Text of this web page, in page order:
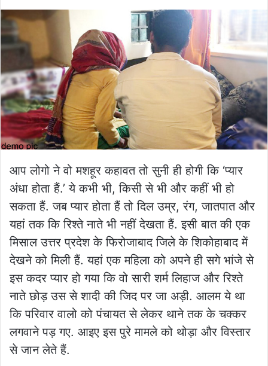
आप लोगो ने वो मशहूर कहावत तो सुनी ही होगी कि ‘प्यार
अंधा होता हैं.’ ये कभी भी, किसी से भी और कहीं भी हो
सकता हैं. जब प्यार होता हैं तो दिल उम्र, रंग, जातपात और
यहां तक कि रिश्ते नाते भी नहीं देखता हैं. इसी बात की एक
मिसाल उत्तर प्रदेश के फिरोजाबाद जिले के शिकोहाबाद में
देखने को मिली हैं. यहां एक महिला को अपने ही सगे भांजे से
इस कदर प्यार हो गया कि वो सारी शर्म लिहाज और रिश्ते
नाते छोड़ उस से शादी की जिद पर जा अड़ी. आलम ये था
कि परिवार वालो को पंचायत से लेकर थाने तक के चक्कर
लगवाने पड़ गए. आइए इस पुरे मामले को थोड़ा और विस्तार
से जान लेते हैं.